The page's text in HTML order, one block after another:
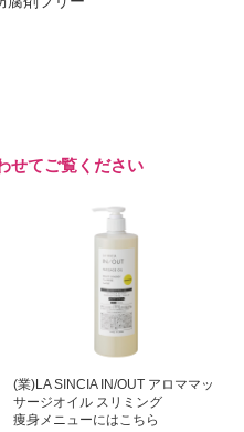
せてご覧ください
(業)LA SINCIA IN/OUT アロママッ
サージオイル スリミング
痩身メニューにはこちら